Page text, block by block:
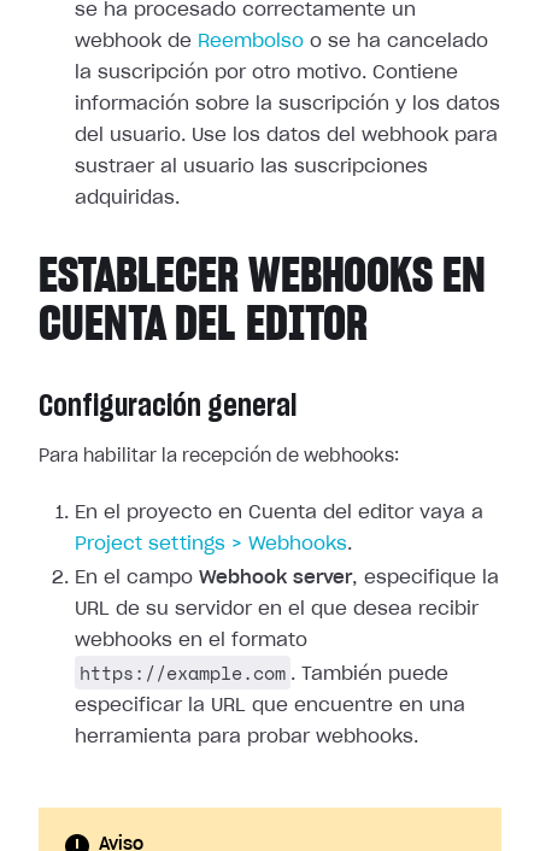
se ha procesado correctamente un
webhook de Reembolso o se ha cancelado
la suscripción por otro motivo. Contiene
información sobre la suscripción y los datos
del usuario. Use los datos del webhook para
sustraer al usuario las suscripciones
adquiridas.
ESTABLECER WEBHOOKS EN
CUENTA DEL EDITOR
Configuración general
Para habilitar la recepción de webhooks:
En el proyecto en Cuenta del editor vaya a
Project settings > Webhooks.
En el campo Webhook server, especifique la
URL de su servidor en el que desea recibir
webhooks en el formato
https://example.com . También puede
especificar la URL que encuentre en una
herramienta para probar webhooks.
Aviso